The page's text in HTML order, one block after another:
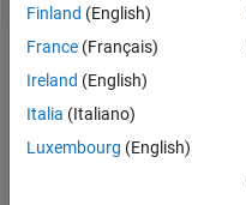
Statistiques
Finland (English)
France (Français)
Ireland (English)
Italia (Italiano)
Luxembourg (English)